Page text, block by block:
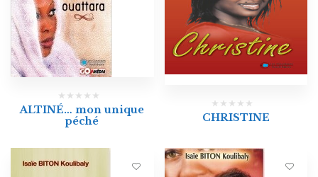
ALTINÉ… mon unique
péché
CHRISTINE